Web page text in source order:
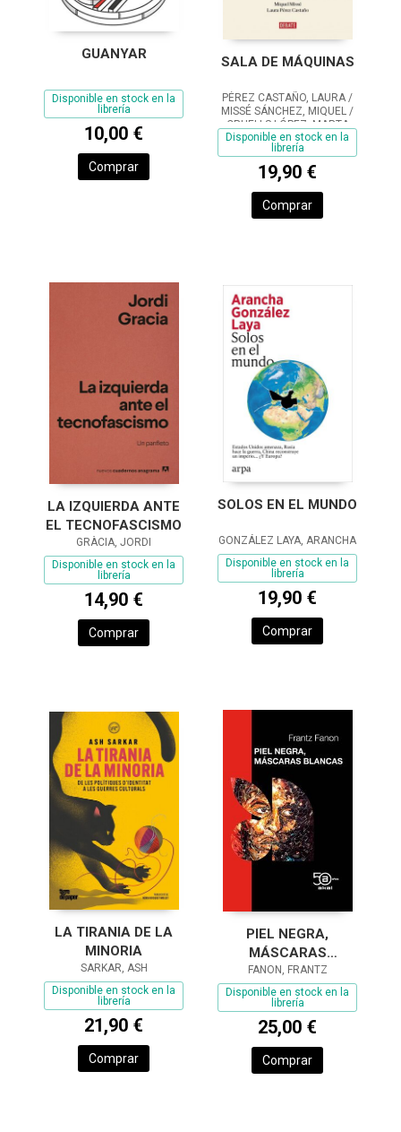
GUANYAR
Disponible en stock en la
librería
10,00 €
Comprar
SALA DE MÁQUINAS
PÉREZ CASTAÑO, LAURA /
MISSÉ SÁNCHEZ, MIQUEL /
CRUELLS LÓPEZ, MARTA
Disponible en stock en la
librería
19,90 €
Comprar
LA IZQUIERDA ANTE
EL TECNOFASCISMO
GRÀCIA, JORDI
Disponible en stock en la
librería
14,90 €
Comprar
SOLOS EN EL MUNDO
GONZÁLEZ LAYA, ARANCHA
Disponible en stock en la
librería
19,90 €
Comprar
LA TIRANIA DE LA
MINORIA
SARKAR, ASH
Disponible en stock en la
librería
21,90 €
Comprar
PIEL NEGRA,
MÁSCARAS
BLANCAS
FANON, FRANTZ
Disponible en stock en la
librería
25,00 €
Comprar